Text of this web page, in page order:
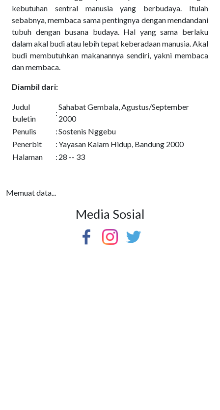
kebutuhan sentral manusia yang berbudaya. Itulah
sebabnya, membaca sama pentingnya dengan mendandani
tubuh dengan busana budaya. Hal yang sama berlaku
dalam akal budi atau lebih tepat keberadaan manusia. Akal
budi membutuhkan makanannya sendiri, yakni membaca
dan membaca.
Diambil dari:
Judul
buletin
:
Sahabat Gembala, Agustus/September
2000
Penulis
:Sostenis Nggebu
Penerbit
:Yayasan Kalam Hidup, Bandung 2000
Halaman
: 28 -- 33
Memuat data...
Media Sosial